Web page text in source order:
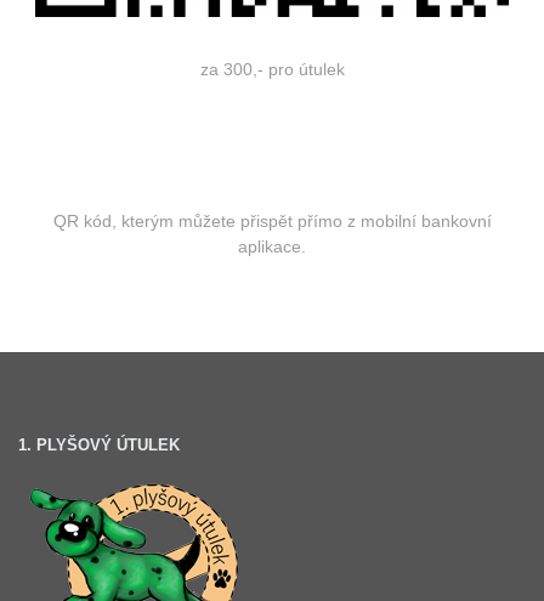
za 300,- pro útulek
QR kód, kterým můžete přispět přímo z mobilní bankovní
aplikace.
1. PLYŠOVÝ ÚTULEK